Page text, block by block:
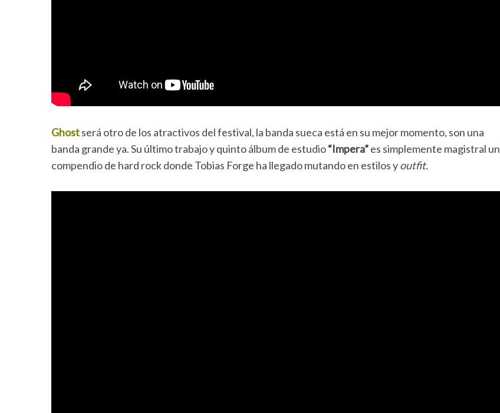
Ghostserá otro de los atractivos del festival, la banda sueca está en su mejor momento, son una
banda grande ya. Su último trabajo y quinto álbum de estudio“Impera”es simplemente magistral un
compendio de hard rock donde Tobias Forge ha llegado mutando en estilos youtfit.